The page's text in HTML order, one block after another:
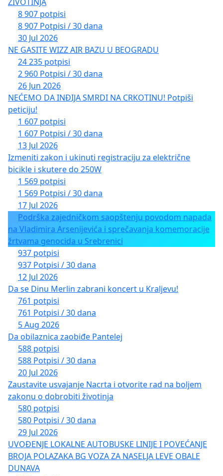
8 907 potpisi
8 907 Potpisi / 30 dana
30 Jul 2026
NE GASITE WIZZ AIR BAZU U BEOGRADU
24 235 potpisi
2 960 Potpisi / 30 dana
26 Jun 2026
NEĆEMO DA INĐIJA SMRDI NA CRKOTINU! Potpiši
peticiju!
1 607 potpisi
1 607 Potpisi / 30 dana
13 Jul 2026
Izmeniti zakon i ukinuti registraciju za električne
bicikle i skutere do 250W
1 569 potpisi
1 569 Potpisi / 30 dana
17 Jul 2026
Podrška zajedničkom saopštenju povodom napada
na Vladimira Arsenijevića i sprečavanja komemoracije
žrtvama genocida u Srebrenici
937 potpisi
937 Potpisi / 30 dana
12 Jul 2026
Da se Dinu Merlin zabrani koncert u Kraljevu!
761 potpisi
761 Potpisi / 30 dana
5 Aug 2026
Da obilaznica zaobiđe Pantelej
588 potpisi
588 Potpisi / 30 dana
20 Jul 2026
Zaustavite usvajanje Nacrta i otvorite rad na boljem
zakonu o dobrobiti životinja
580 potpisi
580 Potpisi / 30 dana
29 Jul 2026
UVOĐENJE LOKALNE AUTOBUSKE LINIJE I POVEĆANJE
BROJA POLAZAKA BG VOZA ZA NASELJA LEVE OBALE
DUNAVA